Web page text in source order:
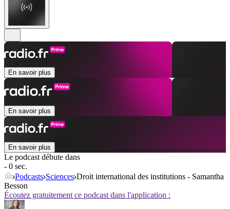
En savoir plus
En savoir plus
En savoir plus
Le podcast débute dans
- 0 sec.
Podcasts Sciences Droit international des institutions - Samantha
Besson
Écoutez gratuitement ce podcast dans l'application :